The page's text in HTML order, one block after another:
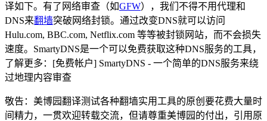
译如下。有了网络审查（如GFW），我们不得不用代理和
DNS来翻墙突破网络封锁。通过改变DNS就可以访问
Hulu.com, BBC.com, Netflix.com 等等被封锁网站，而不会损失
速度。SmartyDNS是一个可以免费获取这种DNS服务的工具，
了解更多：[免费帐户] SmartyDNS - 一个简单的DNS服务来绕
过地理内容审查
敬告：美博园翻译测试各种翻墙实用工具的原创要花费大量时
间精力，一贯欢迎转载交流，但请尊重美博园的付出，引用原